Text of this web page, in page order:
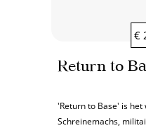
€
Return to
'Return to Base' is
Schreinemachs,